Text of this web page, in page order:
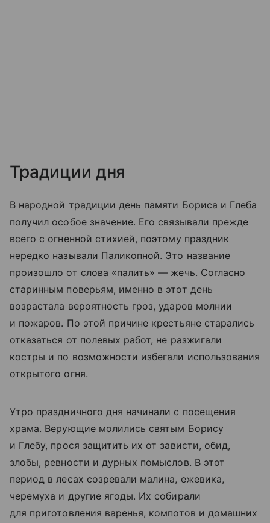
Традиции дня
В народной традиции день памяти Бориса и Глеба
получил особое значение. Его связывали прежде
всего с огненной стихией, поэтому праздник
нередко называли Паликопной. Это название
произошло от слова «палить» — жечь. Согласно
старинным поверьям, именно в этот день
возрастала вероятность гроз, ударов молнии
и пожаров. По этой причине крестьяне старались
отказаться от полевых работ, не разжигали
костры и по возможности избегали использования
открытого огня.
Утро праздничного дня начинали с посещения
храма. Верующие молились святым Борису
и Глебу, прося защитить их от зависти, обид,
злобы, ревности и дурных помыслов. В этот
период в лесах созревали малина, ежевика,
черемуха и другие ягоды. Их собирали
для приготовления варенья, компотов и домашних